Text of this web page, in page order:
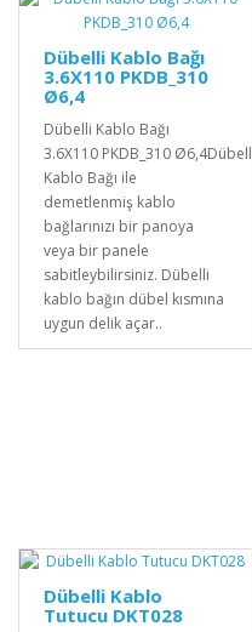
Dübelli Kablo Bağı
3.6X110 PKDB_310
Ø6,4
Dübelli Kablo Bağı
3.6X110 PKDB_310 Ø6,4Dübelli
Kablo Bağı ile
demetlenmiş kablo
bağlarınızı bir panoya
veya bir panele
sabitleybilirsiniz. Dübelli
kablo bağın dübel kısmına
uygun delik açar..
Dübelli Kablo
Tutucu DKT028